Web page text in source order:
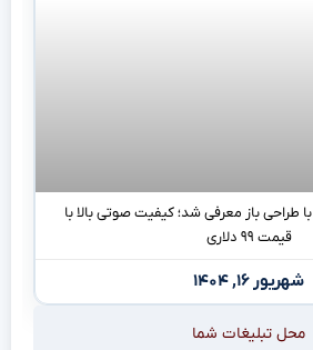
هدفون عجیب JLab با طراحی باز معرفی شد؛ کیفیت صوتی بالا با
قیمت ۹۹ دلاری
شهریور ۱۶, ۱۴۰۴
محل تبلیغات شما